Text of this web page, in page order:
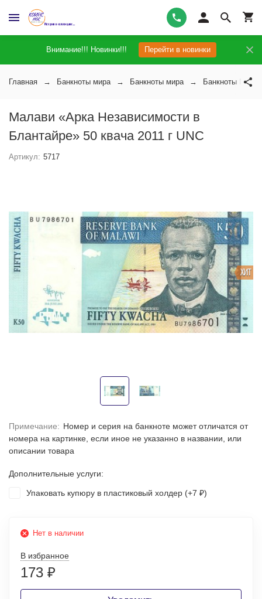
Внимание!!! Новинки!!! Перейти в новинки
Главная Банкноты мира Банкноты мира Банкноты
Малави «Арка Независимости в
Блантайре» 50 квача 2011 г UNC
Артикул: 5717
ХИТ
Примечание: Номер и серия на банкноте может отличатся от
номера на картинке, если иное не указанно в названии, или
описании товара
Дополнительные услуги:
Упаковать купюру в пластиковый холдер (+7 ₽)
Нет в наличии
В избранное
173 ₽